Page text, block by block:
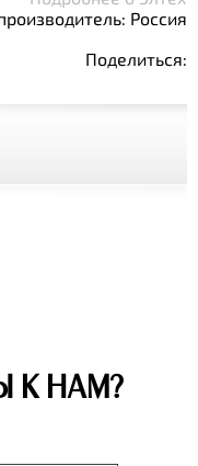
Россия
Поделиться:
К НАМ?